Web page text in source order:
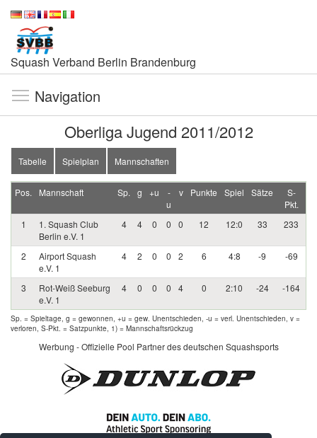
Squash Verband Berlin Brandenburg
Navigation
Oberliga Jugend 2011/2012
Tabelle Spielplan Mannschaften
Pos. Mannschaft Sp. g +u
-
u
v Punkte Spiel Sätze
S-
Pkt.
1
1. Squash Club
Berlin e.V. 1
4 4 0 0 0 12 12:0 33 233
2
Airport Squash
e.V. 1
4 2 0 0 2 6 4:8 -9 -69
3
Rot-Weiß Seeburg
e.V. 1
4 0 0 0 4 0 2:10 -24 -164
Sp. = Spieltage, g = gewonnen, +u = gew. Unentschieden, -u = verl. Unentschieden, v =
verloren, S-Pkt. = Satzpunkte, 1) = Mannschaftsrückzug
Werbung - Offizielle Pool Partner des deutschen Squashsports